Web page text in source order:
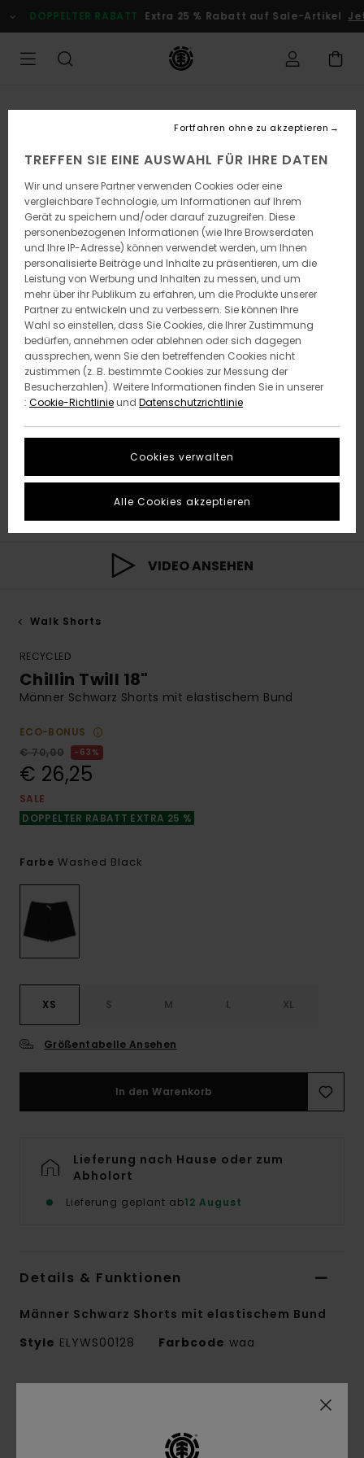
zur
Produktinformation
DOPPELTER RABATT Extra 25 % Rabatt auf Sale-Artikel
VIDEO ANSEHEN
Walk Shorts
RECYCLED
Chillin Twill 18"
Männer Schwarz Shorts mit elastischem Bund
ECO-BONUS
€ 70,00
63%
€ 26,25
SALE
DOPPELTER RABATT EXTRA 25 %
Farbe Washed Black
XS S M L XL
Größentabelle Ansehen
In den Warenkorb
Lieferung nach Hause oder zum
Abholort
Lieferung geplant ab12 August
Details & Funktionen
Männer Schwarz Shorts mit elastischem Bund
Style ELYWS00128 Farbcode waa
Stoff aus recycelter Baumwolle
TREFFEN SIE EINE AUSWAHL FÜR IHRE DATEN
Wir und unsere Partner verwenden Cookies oder eine
vergleichbare Technologie, um Informationen auf Ihrem
Gerät zu speichern und/oder darauf zuzugreifen. Diese
personenbezogenen Informationen (wie Ihre Browserdaten
und Ihre IP-Adresse) können verwendet werden, um Ihnen
personalisierte Beiträge und Inhalte zu präsentieren, um die
Leistung von Werbung und Inhalten zu messen, und um
mehr über ihr Publikum zu erfahren, um die Produkte unserer
Partner zu entwickeln und zu verbessern. Sie können Ihre
Wahl so einstellen, dass Sie Cookies, die Ihrer Zustimmung
bedürfen, annehmen oder ablehnen oder sich dagegen
aussprechen, wenn Sie den betreffenden Cookies nicht
zustimmen (z. B. bestimmte Cookies zur Messung der
Besucherzahlen). Weitere Informationen finden Sie in unserer
: Cookie-Richtlinieund Datenschutzrichtlinie
Cookies verwalten
Fortfahren ohne zu akzeptieren
Alle Cookies akzeptieren